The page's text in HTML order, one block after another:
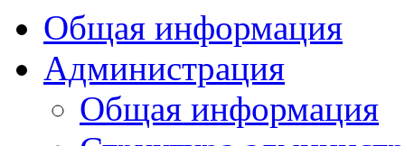
Общая информация
Администрация
Общая информация